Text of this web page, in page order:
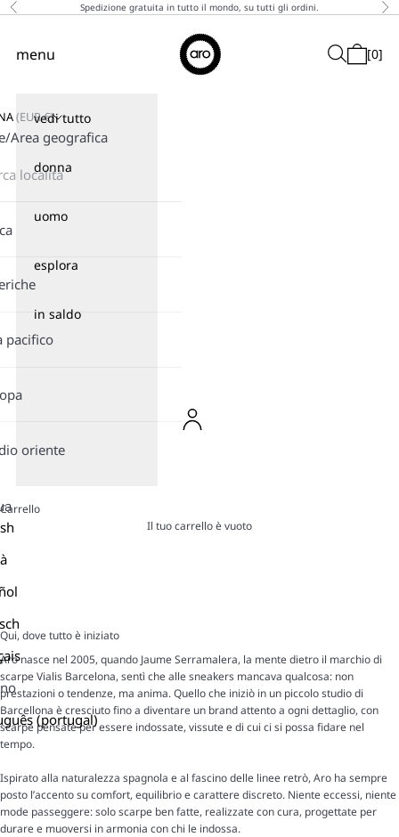
↵Skip to content
↵Skip to menu
↵Skip to footer
↵Open Accessibility Widget
Vai al contenuto
Precedente Spedizione gratuita in tutto il mondo, su tutti gli ordini.
Aro
Menù
menu Cerca
Carrello
[0]
vedi tutto
donna
uomo
esplora
in saldo
(EUR€)
Area geografica
pacifico
oriente
(portugal)
Carrello
Il tuo carrello è vuoto
Qui, dove tutto è iniziato
Aro nasce nel 2005, quando Jaume Serramalera, la mente dietro il marchio di
scarpe Vialis Barcelona, sentì che alle sneakers mancava qualcosa: non
prestazioni o tendenze, ma anima. Quello che iniziò in un piccolo studio di
Barcellona è cresciuto fino a diventare un brand attento a ogni dettaglio, con
scarpe pensate per essere indossate, vissute e di cui ci si possa fidare nel
tempo.
Ispirato alla naturalezza spagnola e al fascino delle linee retrò, Aro ha sempre
posto l’accento su comfort, equilibrio e carattere discreto. Niente eccessi, niente
mode passeggere: solo scarpe ben fatte, realizzate con cura, progettate per
durare e muoversi in armonia con chi le indossa.